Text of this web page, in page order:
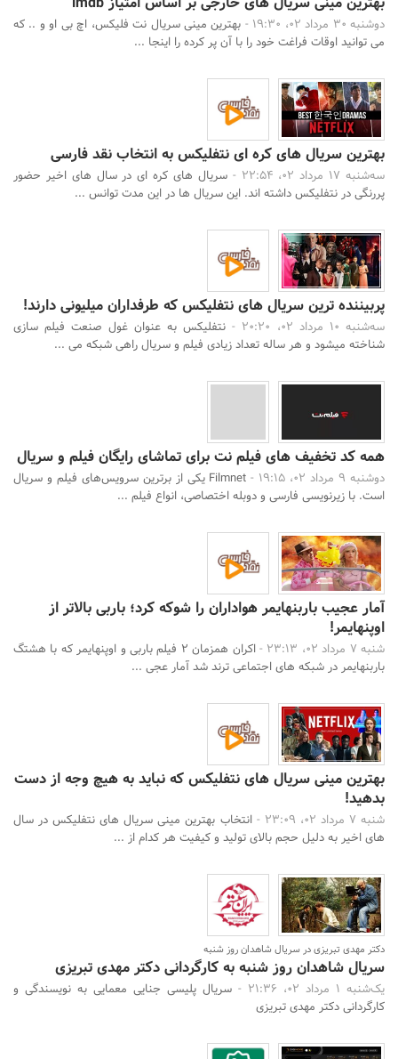
دوشنبه 30 مرداد 02، 19:30 -
بهترین مینی سریال نت فلیکس، اچ بی او و .. که
می توانید اوقات فراغت خود را با آن پر کرده را اینجا ...
بهترین سریال های کره ای نتفلیکس به انتخاب نقد فارسی
سه‌شنبه 17 مرداد 02، 22:54 -
سریال های کره ای در سال های اخیر حضور
پررنگی در نتفلیکس داشته اند. این سریال ها در این مدت توانس ...
پربیننده ترین سریال های نتفلیکس که طرفداران میلیونی دارند!
سه‌شنبه 10 مرداد 02، 20:20 -
نتفلیکس به عنوان غول صنعت فیلم سازی
شناخته میشود و هر ساله تعداد زیادی فیلم و سریال راهی شبکه می ...
همه کد تخفیف های فیلم نت برای تماشای رایگان فیلم و سریال
دوشنبه 9 مرداد 02، 19:15 -
Filmnet یکی از برترین سرویس‌های فیلم و سریال
است. با زیرنویسی فارسی و دوبله اختصاصی، انواع فیلم‌ ...
آمار عجیب باربنهایمر هواداران را شوکه کرد؛ باربی بالاتر از
اوپنهایمر!
شنبه 7 مرداد 02، 23:13 -
اکران همزمان 2 فیلم باربی و اوپنهایمر که با هشتگ
باربنهایمر در شبکه های اجتماعی ترند شد آمار عجی ...
بهترین مینی سریال های نتفلیکس که نباید به هیچ وجه از دست
بدهید!
شنبه 7 مرداد 02، 23:09 -
انتخاب بهترین مینی سریال های نتفلیکس در سال
های اخیر به دلیل حجم بالای تولید و کیفیت هر کدام از ...
دکتر مهدی تبریزی در سریال شاهدان روز شنبه
سریال شاهدان روز شنبه به کارگردانی دکتر مهدی تبریزی
یک‌شنبه 1 مرداد 02، 21:36 -
سریال پلیسی جنایی معمایی به نویسندگی و
کارگردانی دکتر مهدی تبریزی